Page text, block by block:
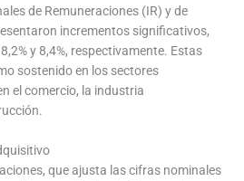
de Remuneraciones (IR) y de
incrementos significativos,
y 8,4%, respectivamente. Estas
sostenido en los sectores
el comercio, la industria
que ajusta las cifras nominales